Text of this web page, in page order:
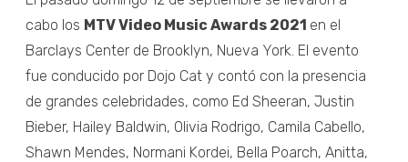
cabo los MTV Video Music Awards 2021 en el
Barclays Center de Brooklyn, Nueva York. El evento
fue conducido por Dojo Cat y contó con la presencia
de grandes celebridades, como Ed Sheeran, Justin
Bieber, Hailey Baldwin, Olivia Rodrigo, Camila Cabello,
Shawn Mendes, Normani Kordei, Bella Poarch, Anitta,